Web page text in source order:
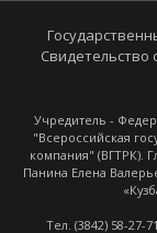
Свидетельство
Учредитель -
"Всероссийская
компания" (ВГТРК).
Панина Елена
Тел. (3842) 58-27-